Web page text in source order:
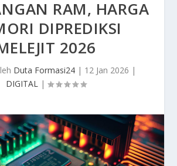
RAM, HARGA
DIPREDIKSI
2026
Duta Formasi24| 12 Jan 2026 |
DIGITAL|